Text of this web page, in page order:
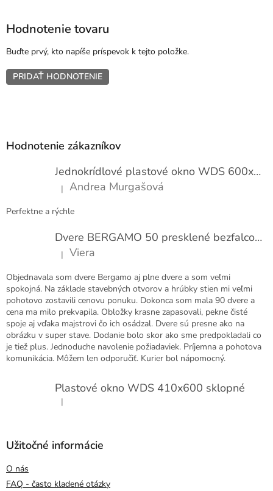
Hodnotenie tovaru
Buďte prvý, kto napíše príspevok k tejto položke.
PRIDAŤ HODNOTENIE
Hodnotenie zákazníkov
Jednokrídlové plastové okno WDS 600x1000
Hodnotenie produktu je 5 z 5 hviezdičiek.
| Andrea Murgašová
Perfektne a rýchle
Dvere BERGAMO 50 presklené bezfalcové EXTRA
Hodnotenie produktu je 5 z 5 hviezdičiek.
| Viera
Objednavala som dvere Bergamo aj plne dvere a som veľmi
spokojná. Na základe stavebných otvorov a hrúbky stien mi veľmi
pohotovo zostavili cenovu ponuku. Dokonca som mala 90 dvere a
cena ma milo prekvapila. Obložky krasne zapasovali, pekne čisté
spoje aj vďaka majstrovi čo ich osádzal. Dvere sú presne ako na
obrázku v super stave. Dodanie bolo skor ako sme predpokladali co
je tiež plus. Jednoduche navolenie požiadaviek. Príjemna a pohotova
komunikácia. Môžem len odporučiť. Kurier bol nápomocný.
Plastové okno WDS 410x600 sklopné
Hodnotenie produktu je 5 z 5 hviezdičiek.
|
Užitočné informácie
O nás
FAQ - často kladené otázky